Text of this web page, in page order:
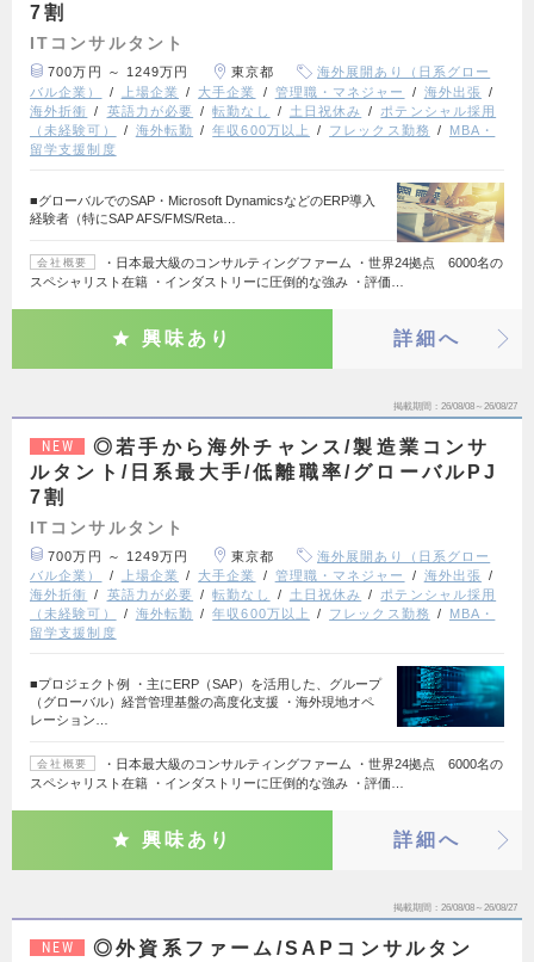
7割
ITコンサルタント
700万円 ～ 1249万円 東京都
海外展開あり（日系グロー
バル企業）
上場企業 大手企業 管理職・マネジャー
海外出張
海外折衝
英語力が必要 転勤なし 土日祝休み
ポテンシャル採用
（未経験可）
海外転勤 年収600万以上 フレックス勤務
MBA・
留学支援制度
■グローバルでのSAP・Microsoft DynamicsなどのERP導入
経験者（特にSAP AFS/FMS/Reta…
会社概要
・日本最大級のコンサルティングファーム ・世界24拠点 6000名の
スペシャリスト在籍 ・インダストリーに圧倒的な強み ・評価…
興味あり 詳細へ
掲載期間 26/08/08～26/08/27
NEW
◎若手から海外チャンス/製造業コンサ
ルタント/日系最大手/低離職率/グローバルPJ
7割
ITコンサルタント
700万円 ～ 1249万円 東京都
海外展開あり（日系グロー
バル企業）
上場企業 大手企業 管理職・マネジャー
海外出張
海外折衝
英語力が必要 転勤なし 土日祝休み
ポテンシャル採用
（未経験可）
海外転勤 年収600万以上 フレックス勤務
MBA・
留学支援制度
■プロジェクト例 ・主にERP（SAP）を活用した、グループ
（グローバル）経営管理基盤の高度化支援 ・海外現地オペ
レーション…
会社概要
・日本最大級のコンサルティングファーム ・世界24拠点 6000名の
スペシャリスト在籍 ・インダストリーに圧倒的な強み ・評価…
興味あり 詳細へ
掲載期間 26/08/08～26/08/27
NEW
◎外資系ファーム/SAPコンサルタン